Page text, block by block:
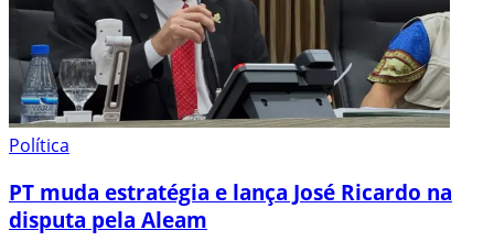
Política
PT muda estratégia e lança José Ricardo na
disputa pela Aleam